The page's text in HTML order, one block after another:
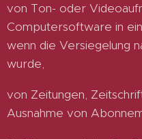
von Ton- oder
Computersoftware in
wenn die Versiegelung
wurde,
von Zeitungen,
Ausnahme von